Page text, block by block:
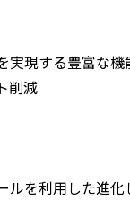
実現する豊富な機
削減
ルを利用した進